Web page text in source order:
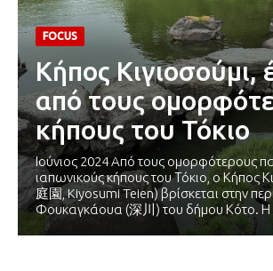
FOCUS
Κήπος Κιγιοσούμι,
από τους
κήπους του Τόκιο
Ιούνιος 2024 Aπό τους ομορφότερους
ιαπωνικούς κήπους του Τόκιο, o Κήπος
庭園, Kiyosumi Teien) βρίσκεται στην
Φουκαγκάουα (深川) του δήμου Κότο. Η